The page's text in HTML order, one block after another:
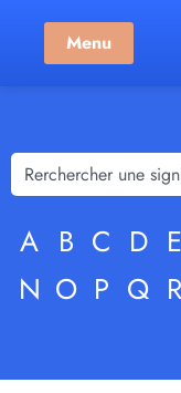
Menu
A B C D E
N O P Q R